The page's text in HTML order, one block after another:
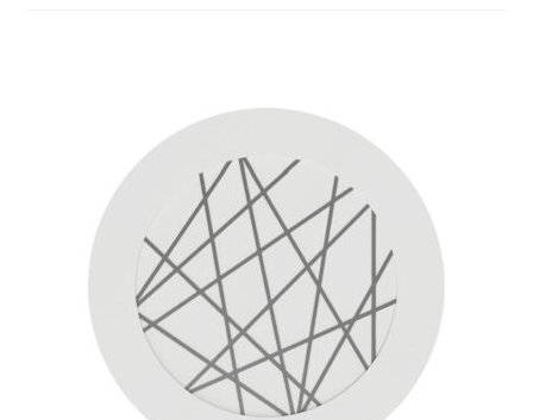
Prekių pristatymo taisyklės
Gamybos terminai ir procesas
Šviestuvų komponentai